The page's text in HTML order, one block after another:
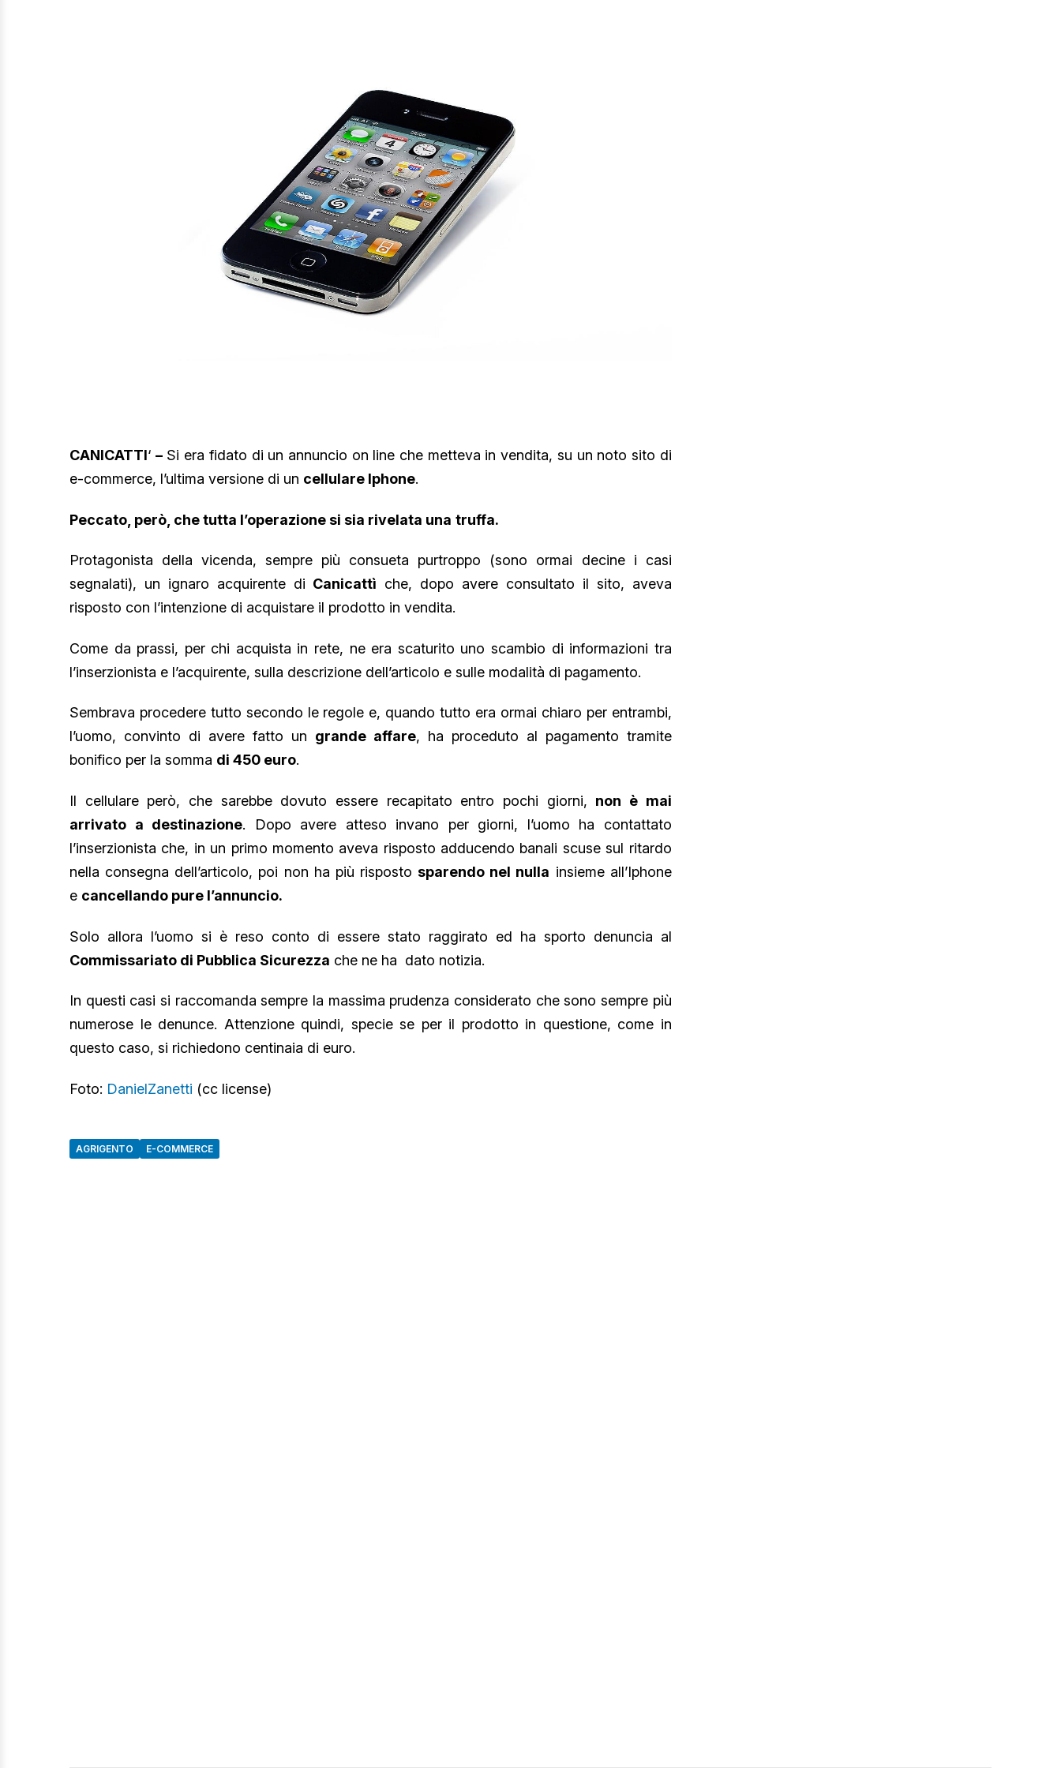
CANICATTI‘ –Si era fidato di un annuncio on line che metteva in vendita, su un noto sito di
e-commerce, l’ultima versione di un cellulare Iphone.
Peccato, però, che tutta l’operazione si sia rivelata una truffa.
Protagonista della vicenda, sempre più consueta purtroppo (sono ormai decine i casi
segnalati), un ignaro acquirente di Canicattì che, dopo avere consultato il sito, aveva
risposto con l’intenzione di acquistare il prodotto in vendita.
Come da prassi, per chi acquista in rete, ne era scaturito uno scambio di informazioni tra
l’inserzionista e l’acquirente, sulla descrizione dell’articolo e sulle modalità di pagamento.
Sembrava procedere tutto secondo le regole e, quando tutto era ormai chiaro per entrambi,
l’uomo, convinto di avere fatto un grande affare, ha proceduto al pagamento tramite
bonifico per la somma di 450 euro.
Il cellulare però, che sarebbe dovuto essere recapitato entro pochi giorni, non è mai
arrivato a destinazione. Dopo avere atteso invano per giorni, l’uomo ha contattato
l’inserzionista che, in un primo momento aveva risposto adducendo banali scuse sul ritardo
nella consegna dell’articolo, poi non ha più rispostosparendo nel nulla insieme all’Iphone
e cancellando pure l’annuncio.
Solo allora l’uomo si è reso conto di essere stato raggirato ed ha sporto denuncia al
Commissariato di Pubblica Sicurezza che ne ha dato notizia.
In questi casi si raccomanda sempre la massima prudenza considerato che sono sempre più
numerose le denunce. Attenzione quindi, specie se per il prodotto in questione, come in
questo caso, si richiedono centinaia di euro.
Foto: DanielZanetti (cc license)
AGRIGENTO E-COMMERCE